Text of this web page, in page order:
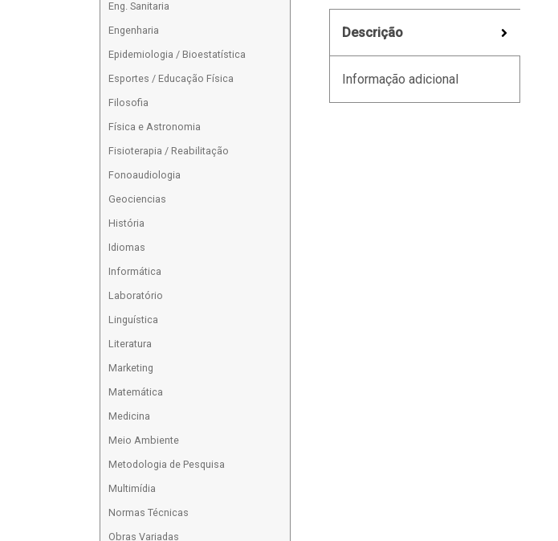
Descrição
Informação adicional
Eng. Sanitaria
Engenharia
Epidemiologia / Bioestatística
Esportes / Educação Física
Filosofia
Física e Astronomia
Fisioterapia / Reabilitação
Fonoaudiologia
Geociencias
História
Idiomas
Informática
Laboratório
Linguística
Literatura
Marketing
Matemática
Medicina
Meio Ambiente
Metodologia de Pesquisa
Multimídia
Normas Técnicas
Obras Variadas